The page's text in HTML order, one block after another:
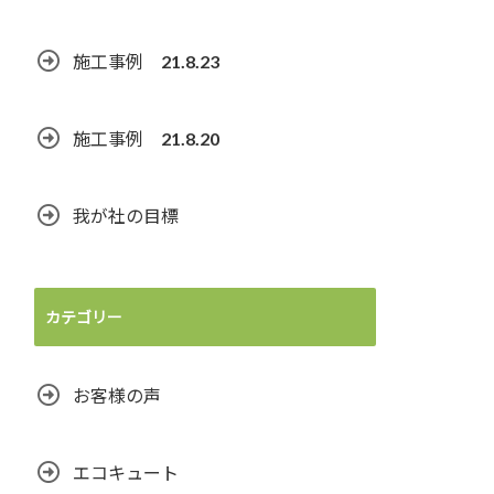
施工事例 21.8.23
施工事例 21.8.20
我が社の目標
カテゴリー
お客様の声
エコキュート